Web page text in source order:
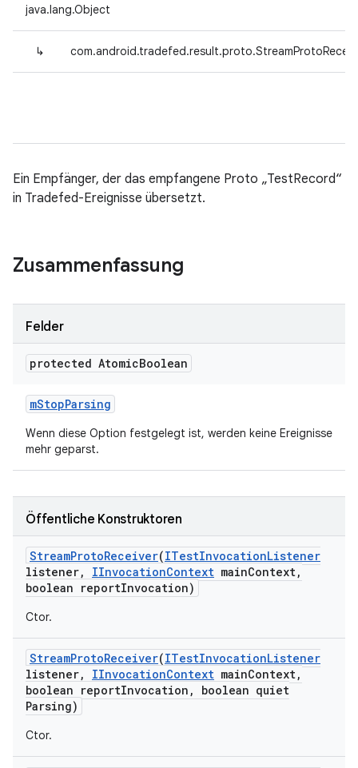
java.lang.Object
↳
Ein Empfänger, der das empfangene Proto „TestRecord“
in Tradefed-Ereignisse übersetzt.
Zusammenfassung
Felder
protected AtomicBoolean
mStopParsing
Wenn diese Option festgelegt ist, werden keine Ereignisse
mehr geparst.
Öffentliche Konstruktoren
StreamProtoReceiver(ITestInvocationListener
listener, IInvocationContext mainContext,
boolean reportInvocation)
Ctor.
StreamProtoReceiver(ITestInvocationListener
listener, IInvocationContext mainContext,
boolean reportInvocation ,
boolean quiet
Parsing)
Ctor.